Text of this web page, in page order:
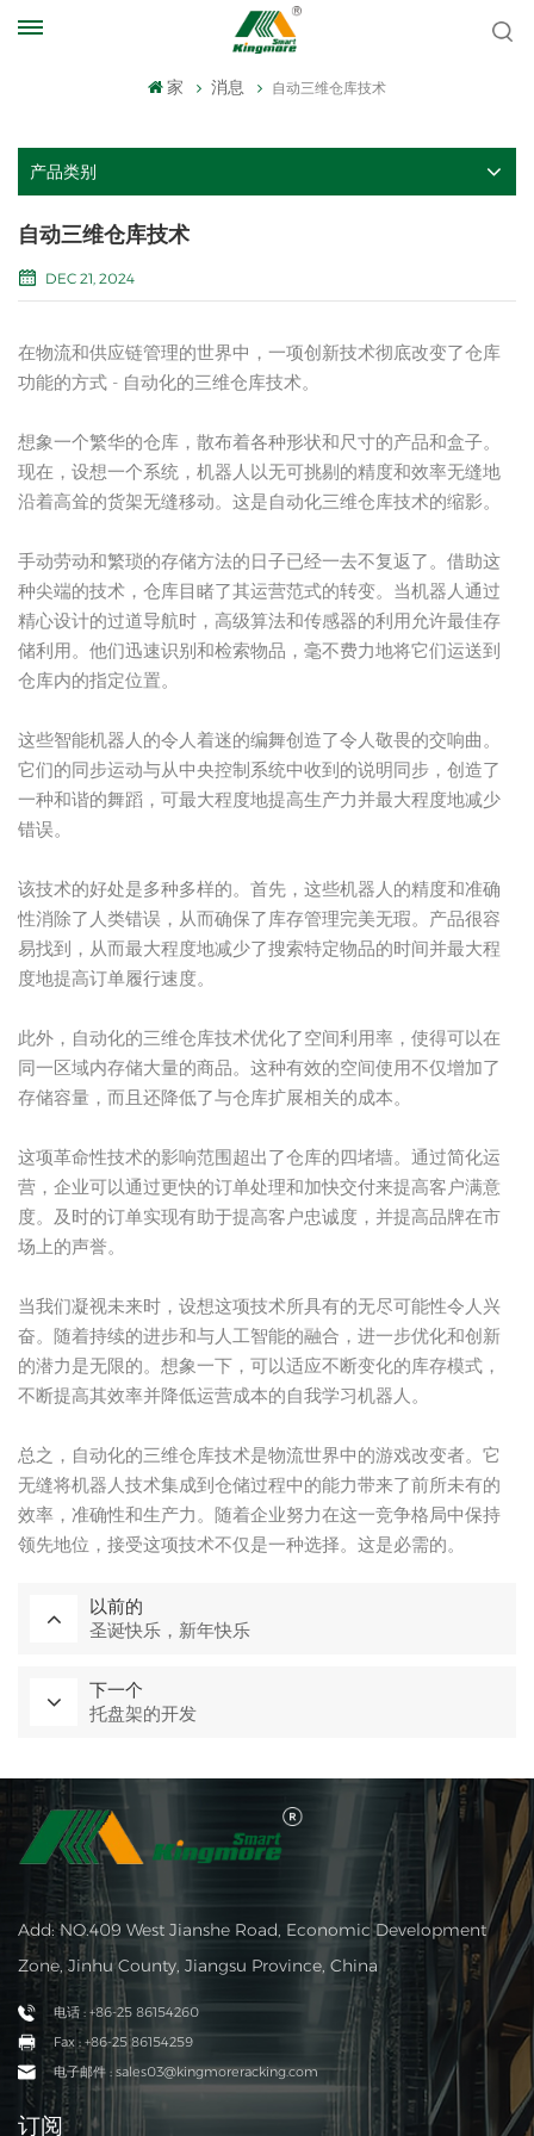
家 消息 自动三维仓库技术
产品类别
自动三维仓库技术
DEC 21, 2024
在物流和供应链管理的世界中，一项创新技术彻底改变了仓库
功能的方式 - 自动化的三维仓库技术。
想象一个繁华的仓库，散布着各种形状和尺寸的产品和盒子。
现在，设想一个系统，机器人以无可挑剔的精度和效率无缝地
沿着高耸的货架无缝移动。这是自动化三维仓库技术的缩影。
手动劳动和繁琐的存储方法的日子已经一去不复返了。借助这
种尖端的技术，仓库目睹了其运营范式的转变。当机器人通过
精心设计的过道导航时，高级算法和传感器的利用允许最佳存
储利用。他们迅速识别和检索物品，毫不费力地将它们运送到
仓库内的指定位置。
这些智能机器人的令人着迷的编舞创造了令人敬畏的交响曲。
它们的同步运动与从中央控制系统中收到的说明同步，创造了
一种和谐的舞蹈，可最大程度地提高生产力并最大程度地减少
错误。
该技术的好处是多种多样的。首先，这些机器人的精度和准确
性消除了人类错误，从而确保了库存管理完美无瑕。产品很容
易找到，从而最大程度地减少了搜索特定物品的时间并最大程
度地提高订单履行速度。
此外，自动化的三维仓库技术优化了空间利用率，使得可以在
同一区域内存储大量的商品。这种有效的空间使用不仅增加了
存储容量，而且还降低了与仓库扩展相关的成本。
这项革命性技术的影响范围超出了仓库的四堵墙。通过简化运
营，企业可以通过更快的订单处理和加快交付来提高客户满意
度。及时的订单实现有助于提高客户忠诚度，并提高品牌在市
场上的声誉。
当我们凝视未来时，设想这项技术所具有的无尽可能性令人兴
奋。随着持续的进步和与人工智能的融合，进一步优化和创新
的潜力是无限的。想象一下，可以适应不断变化的库存模式，
不断提高其效率并降低运营成本的自我学习机器人。
总之，自动化的三维仓库技术是物流世界中的游戏改变者。它
无缝将机器人技术集成到仓储过程中的能力带来了前所未有的
效率，准确性和生产力。随着企业努力在这一竞争格局中保持
领先地位，接受这项技术不仅是一种选择。这是必需的。
以前的
圣诞快乐，新年快乐
下一个
托盘架的开发
Add: NO.409 West Jianshe Road, Economic Development
Zone, Jinhu County, Jiangsu Province, China
电话 : +86-25 86154260
Fax : +86-25 86154259
电子邮件 : sales03@kingmoreracking.com
订阅